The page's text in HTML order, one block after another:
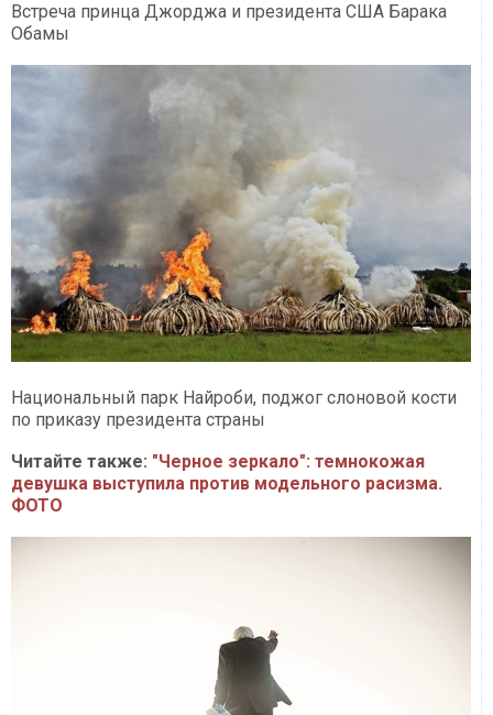
Встреча принца Джорджа и президента США Барака
Обамы
Национальный парк Найроби, поджог слоновой кости
по приказу президента страны
Читайте также: "Черное зеркало": темнокожая
девушка выступила против модельного расизма.
ФОТО